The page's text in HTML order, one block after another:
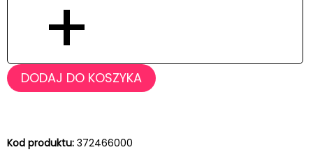
+
DODAJ DO KOSZYKA
Kod produktu: 372466000